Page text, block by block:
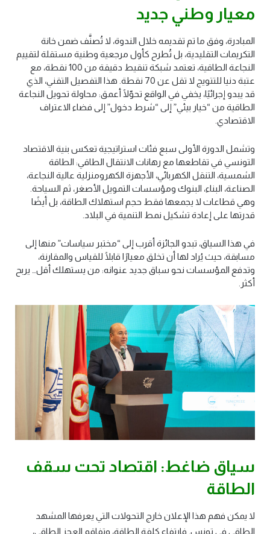
معيار وطني جديد
المبادرة، وفق ما تم تقديمه خلال الندوة، لا تُصنَّف ضمن خانة
التكريمات التقليدية، بل تُطرح كأول مرجعية وطنية مستقلة لتقييم
النجاعة الطاقية، تعتمد شبكة تنقيط دقيقة من 100 نقطة، مع
عتبة دنيا للتتويج لا تقل عن 70 نقطة. هذا التفصيل التقني، الذي
قد يبدو إجرائيًا، يخفي في الواقع تحوّلًا أعمق: محاولة تحويل النجاعة
الطاقية من “خيار بيئي” إلى “شرط دخول” إلى فضاء الاعتراف
الاقتصادي
وتشمل الدورة الأولى سبع فئات استراتيجية تعكس بنية الاقتصاد
التونسي في تقاطعها مع رهانات الانتقال الطاقي: الطاقة
الشمسية، التنقل الكهربائي، الأجهزة الكهرومنزلية عالية النجاعة،
الصناعة، البناء، البنوك ومؤسسات التمويل الأصغر، ثم السياحة.
وهي قطاعات لا يجمعها فقط حجم استهلاك الطاقة، بل أيضًا
قدرتها على إعادة تشكيل نمط التنمية في البلاد
في هذا السياق، تبدو الجائزة أقرب إلى “مختبر سياسات” منها إلى
مسابقة، حيث يُراد لها أن تخلق معيارًا قابلًا للقياس والمقارنة،
وتدفع المؤسسات نحو سباق جديد عنوانه: من يستهلك أقل… يربح
أكثر
سياق ضاغط: اقتصاد تحت سقف
الطاقة
لا يمكن فهم هذا الإعلان خارج التحولات التي يعرفها المشهد
الطاقي في تونس. فارتفاع كلفة الطاقة، وتفاقم العجز الطاقي،